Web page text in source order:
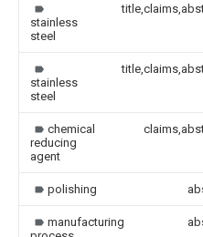
stainless
steel
stainless
steel
chemical
reducing
agent
polishing
manufacturing